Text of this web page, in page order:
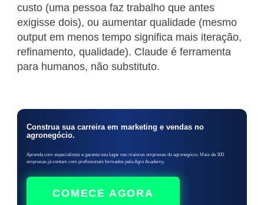
custo (uma pessoa faz trabalho que antes
exigisse dois), ou aumentar qualidade (mesmo
output em menos tempo significa mais iteração,
refinamento, qualidade). Claude é ferramenta
para humanos, não substituto.
Construa sua carreira em marketing e vendas no
agronegócio.
Aprenda com especialistas e garanta seu lugar nas maiores empresas do agronegócio. Mais de 300
empresas já contam com profissionais formados pela Agro Academy.
COMECE AGORA